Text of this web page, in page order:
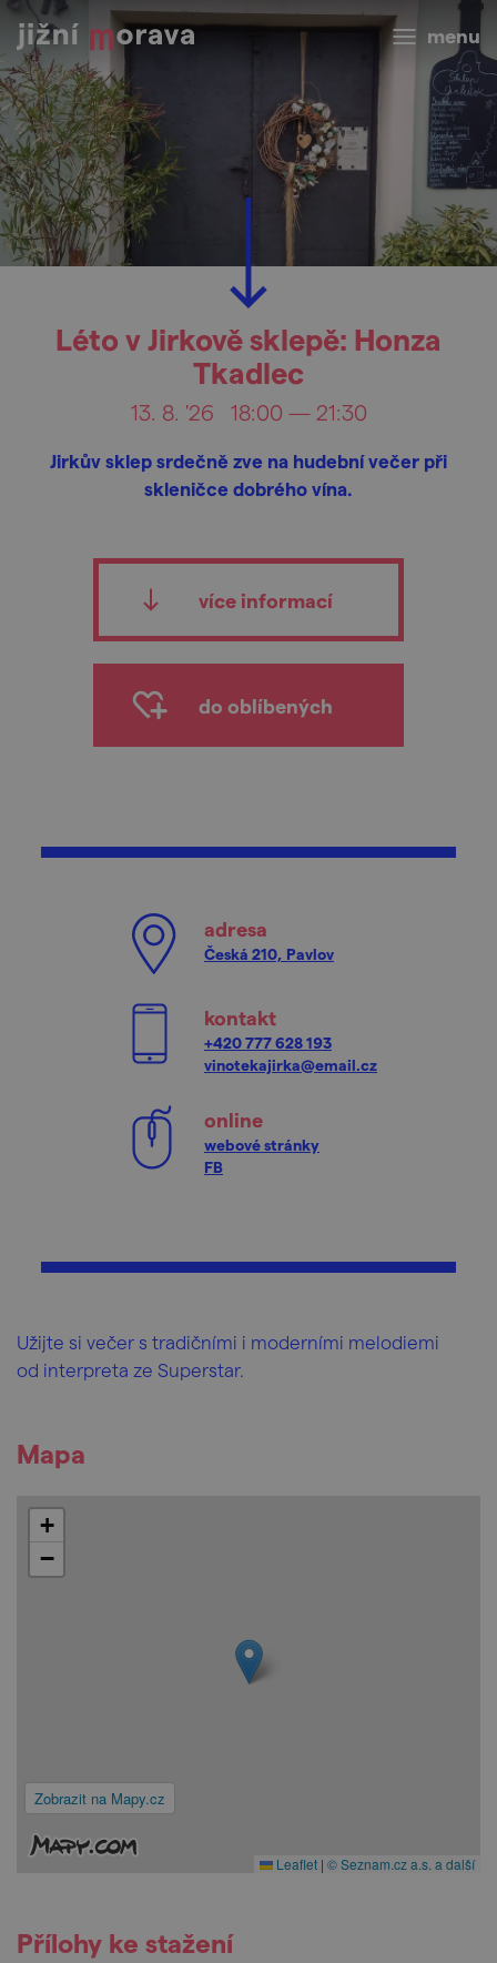
menu
Léto v Jirkově sklepě: Honza
Tkadlec
13. 8. '26 18:00 — 21:30
Jirkův sklep srdečně zve na hudební večer při
skleničce dobrého vína.
více informací
do oblíbených
adresa
Česká 210, Pavlov
kontakt
+420 777 628 193
vinotekajirka@email.cz
online
webové stránky
FB
Užijte si večer s tradičními i moderními melodiemi
od interpreta ze Superstar.
Mapa
Zobrazit na Mapy.cz
+
−
Leaflet | © Seznam.cz a.s. a další
Přílohy ke stažení